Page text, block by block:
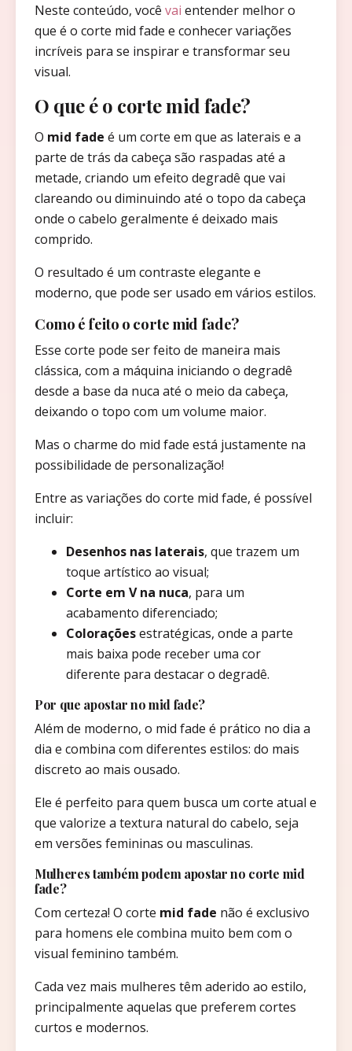
Neste conteúdo, você vai entender melhor o
que é o corte mid fade e conhecer variações
incríveis para se inspirar e transformar seu
visual.
O que é o corte mid fade?
O mid fade é um corte em que as laterais e a
parte de trás da cabeça são raspadas até a
metade, criando um efeito degradê que vai
clareando ou diminuindo até o topo da cabeça
onde o cabelo geralmente é deixado mais
comprido.
O resultado é um contraste elegante e
moderno, que pode ser usado em vários estilos.
Como é feito o corte mid fade?
Esse corte pode ser feito de maneira mais
clássica, com a máquina iniciando o degradê
desde a base da nuca até o meio da cabeça,
deixando o topo com um volume maior.
Mas o charme do mid fade está justamente na
possibilidade de personalização!
Entre as variações do corte mid fade, é possível
incluir:
Desenhos nas laterais, que trazem um
toque artístico ao visual;
Corte em V na nuca, para um
acabamento diferenciado;
Coloraçõesestratégicas, onde a parte
mais baixa pode receber uma cor
diferente para destacar o degradê.
Por que apostar no mid fade?
Além de moderno, o mid fade é prático no dia a
dia e combina com diferentes estilos: do mais
discreto ao mais ousado.
Ele é perfeito para quem busca um corte atual e
que valorize a textura natural do cabelo, seja
em versões femininas ou masculinas.
Mulheres também podem apostar no corte mid
fade?
Com certeza! O corte mid fade não é exclusivo
para homens ele combina muito bem com o
visual feminino também.
Cada vez mais mulheres têm aderido ao estilo,
principalmente aquelas que preferem cortes
curtos e modernos.